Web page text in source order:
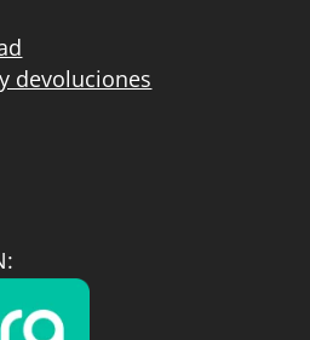
devoluciones